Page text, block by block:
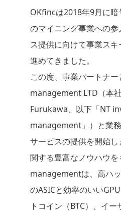
OKfincは2018年9月に暗
のマイニング事業への
ス提供に向けて事業ス
進めてきました。
この度、事業パートナ
management LTD（本
Furukawa、以下「NT
management」）と業
サービスの提供を開始
関する豊富なノウハウ
managementは、高ハ
のASICと効率のいい
トコイン（BTC）、イー